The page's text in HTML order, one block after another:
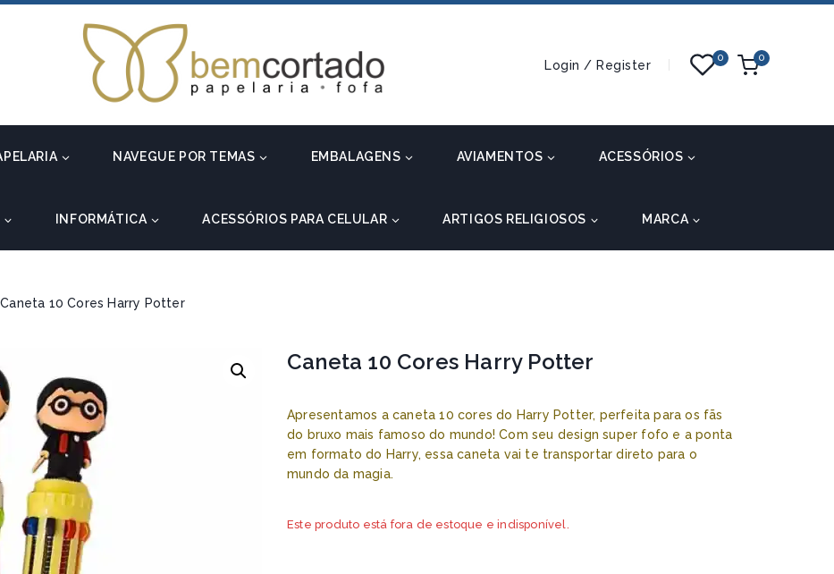
Login / Register
0 0
NAVEGUE POR TEMAS EMBALAGENS AVIAMENTOS ACESSÓRIOS
INFORMÁTICA ACESSÓRIOS PARA CELULAR ARTIGOS RELIGIOSOS MARCA
Caneta 10 Cores Harry Potter
Caneta 10 Cores Harry Potter
Apresentamos a caneta 10 cores do Harry Potter, perfeita para os fãs
do bruxo mais famoso do mundo! Com seu design super fofo e a ponta
em formato do Harry, essa caneta vai te transportar direto para o
mundo da magia.
Este produto está fora de estoque e indisponível.